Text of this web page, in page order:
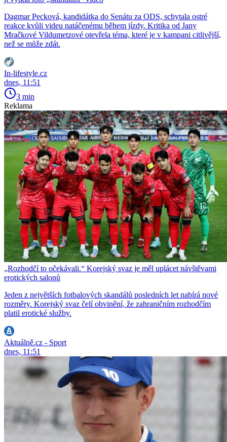
Dagmar Pecková, kandidátka do Senátu za ODS, schytala ostré
reakce kvůli videu natáčenému během jízdy. Kritika od Jany
Mračkové Vildumetzové otevřela téma, které je v kampani citlivější,
než se může zdát.
In-lifestyle.cz
dnes, 11:51
3 min
Reklama
„Rozhodčí to očekávali.“ Korejský svaz je měl uplácet návštěvami
erotických salonů
Jeden z největších fotbalových skandálů posledních let nabírá nové
rozměry. Korejský svaz čelí obvinění, že zahraničním rozhodčím
platil erotické služby.
Aktuálně.cz - Sport
dnes, 11:51